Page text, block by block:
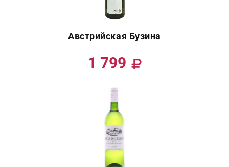
Австрийская Бузина
1 799